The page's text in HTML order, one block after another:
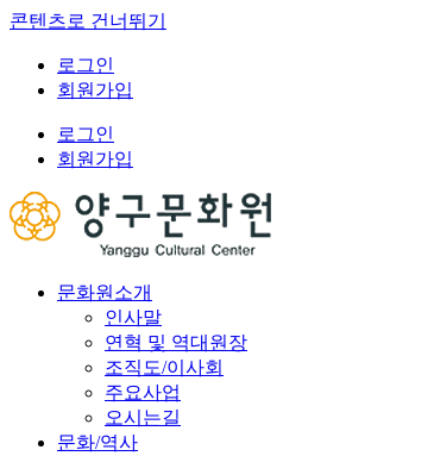
콘텐츠로 건너뛰기
로그인
회원가입
로그인
회원가입
문화원소개
인사말
연혁 및 역대원장
조직도/이사회
주요사업
오시는길
문화/역사